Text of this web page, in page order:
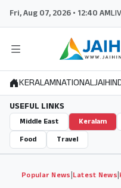
Fri, Aug 07, 2026 • 12:40 AM
KERALAMNATIONAL
USEFUL LINKS
Middle East Keralam
Food
Travel
Popular News|Latest News|